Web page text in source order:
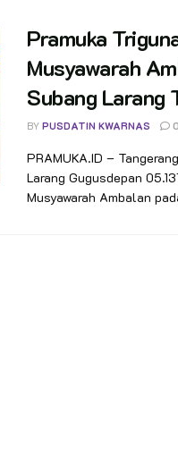
Pramuka
Musyawarah
Subang Larang
BY PUSDATIN KWARNAS 0
PRAMUKA.ID –
Larang Gugusdepan
Musyawarah Ambalan